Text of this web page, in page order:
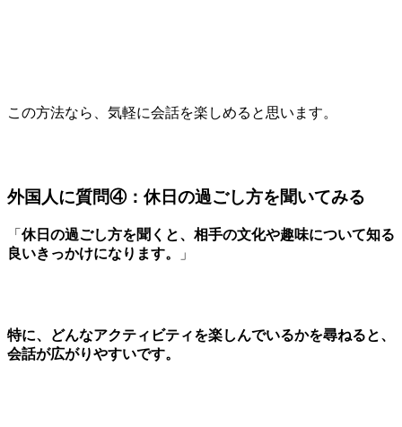
この方法なら、気軽に会話を楽しめると思います。
外国人に質問④：休日の過ごし方を聞いてみる
「 休日の過ごし方を聞くと、相手の文化や趣味について知る
良いきっかけになります。
」
特に、どんなアクティビティを楽しんでいるかを尋ねると、
会話が広がりやすいです。